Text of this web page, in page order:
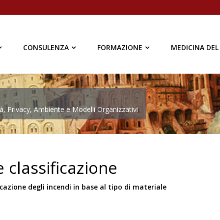
CONSULENZA FORMAZIONE MEDICINA
Privacy, Ambiente e Modelli Organizzativi
classificazione
degli incendi in base al tipo di materiale